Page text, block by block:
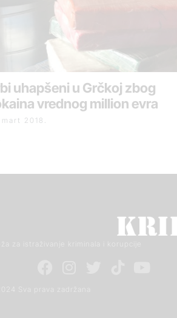
uhapšeni u Grčkoj zbog
vrednog million evra
mart 2018.
za istraživanje kriminala i korupcije
Sva prava zadržana